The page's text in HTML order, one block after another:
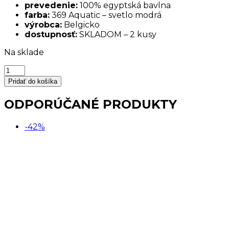
prevedenie: 100% egyptská bavlna
farba: 369 Aquatic – svetlo modrá
výrobca: Belgicko
dostupnosť: SKLADOM – 2 kusy
Na sklade
množstvo
Uterák
svetlo
modrý
tyrkysový
bavlnený
Pridať do košíka
ODPORÚČANÉ PRODUKTY
-42%